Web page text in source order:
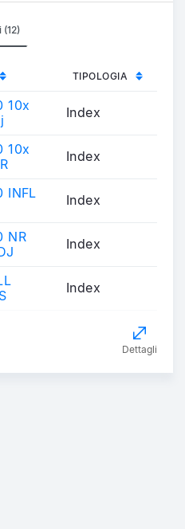
(12)
TIPOLOGIA
10x
Index
10x
Index
INFL
Index
NR
Index
Index
Dettagli